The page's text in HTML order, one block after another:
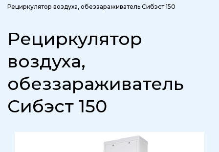
Рециркулятор воздуха, обеззараживатель Сибэст 150
Рециркулятор
воздуха,
обеззараживатель
Сибэст 150